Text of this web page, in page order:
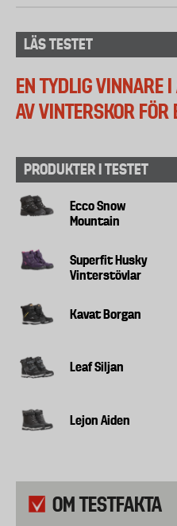
LÄS TESTET
EN TYDLIG VINNARE
AV VINTERSKOR FÖR
PRODUKTER I TESTET
Ecco Snow
Mountain
Superfit Husky
Vinterstövlar
Kavat Borgan
Leaf Siljan
Lejon Aiden
OM TESTFAKTA